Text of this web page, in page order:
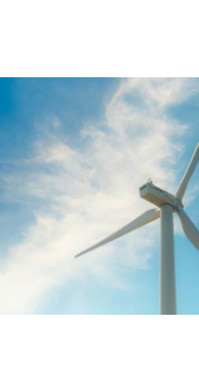
APQP4WIND